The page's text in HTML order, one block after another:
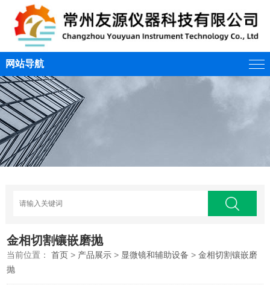
网站导航
金相切割镶嵌磨抛
当前位置：首页 > 产品展示 > 显微镜和辅助设备 >金相切割镶嵌磨
抛